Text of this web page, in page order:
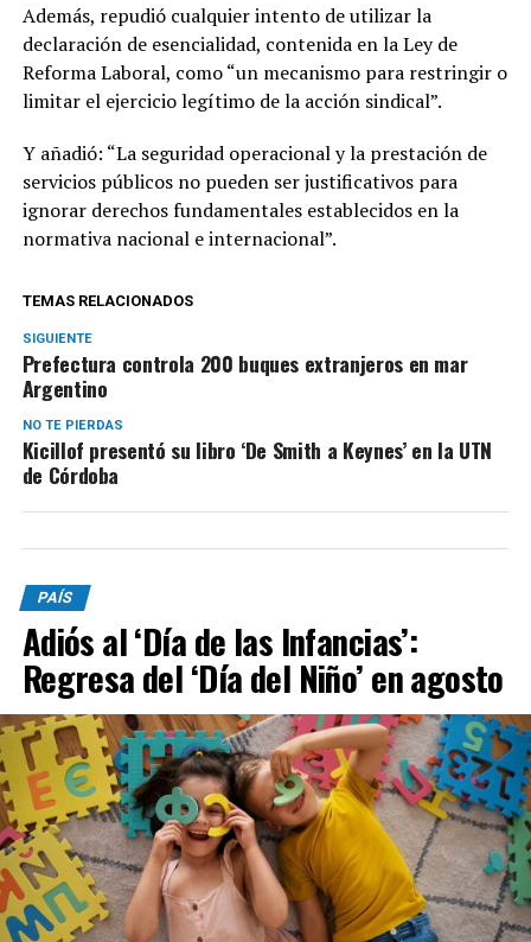
Además, repudió cualquier intento de utilizar la
declaración de esencialidad, contenida en la Ley de
Reforma Laboral, como “un mecanismo para restringir o
limitar el ejercicio legítimo de la acción sindical”.
Y añadió: “La seguridad operacional y la prestación de
servicios públicos no pueden ser justificativos para
ignorar derechos fundamentales establecidos en la
normativa nacional e internacional”.
TEMAS RELACIONADOS
SIGUIENTE
Prefectura controla 200 buques extranjeros en mar
Argentino
NO TE PIERDAS
Kicillof presentó su libro ‘De Smith a Keynes’ en la UTN
de Córdoba
PAÍS
Adiós al ‘Día de las Infancias’:
Regresa del ‘Día del Niño’ en agosto